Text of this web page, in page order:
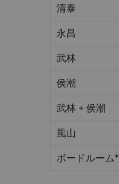
清泰
永昌
武林
侯潮
武林 + 侯潮
風山
ボードルーム*